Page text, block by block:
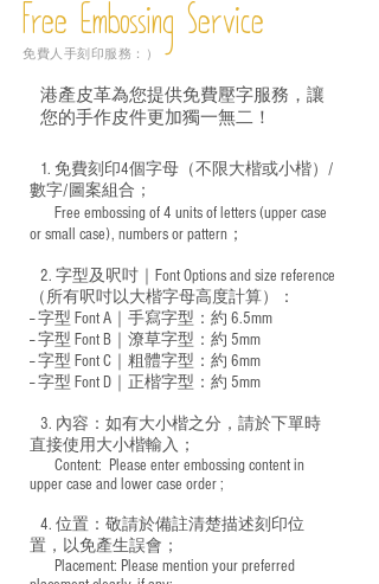
Free Embossing Service
免費人手刻印服務：）
港產皮革為您提供免費壓字服務，讓
您的手作皮件更加獨一無二！
1. 免費刻印4個字母（不限大楷或小楷）/
數字/圖案組合；
Free embossing of 4 units of letters (upper case
or small case), numbers or pattern；
2. 字型及呎吋｜ Font Options and size reference
（所有呎吋以大楷字母高度計算）：
-- 字型 Font A｜手寫字型：約 6.5mm
-- 字型 Font B｜潦草字型： 約 5mm
-- 字型 Font C｜粗體字型：約 6mm
-- 字型 Font D｜正楷字型： 約 5mm
3. 內容：如有大小楷之分，請於下單時
直接使用大小楷輸入；
​ Content: Please enter embossing content in
upper case and lower case order ;
4. 位置：敬請於備註清楚描述刻印位
置，以免產生誤會；
​ Placement: Please mention your preferred